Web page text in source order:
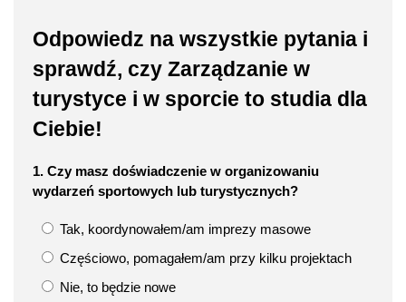
Odpowiedz na wszystkie pytania i
sprawdź, czy Zarządzanie w
turystyce i w sporcie to studia dla
Ciebie!
1. Czy masz doświadczenie w organizowaniu
wydarzeń sportowych lub turystycznych?
Tak, koordynowałem/am imprezy masowe
Częściowo, pomagałem/am przy kilku projektach
Nie, to będzie nowe